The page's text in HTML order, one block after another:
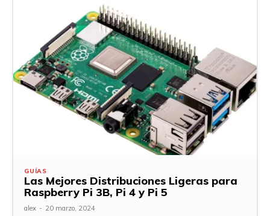
GUÍAS
Las Mejores Distribuciones Ligeras para
Raspberry Pi 3B, Pi 4 y Pi 5
alex - 20 marzo, 2024